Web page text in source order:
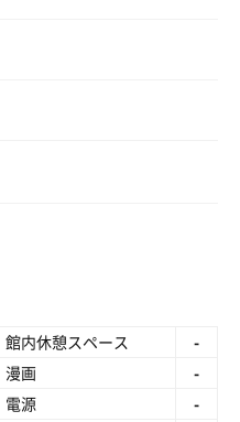
館内休憩スペース
-
漫画
-
電源
-